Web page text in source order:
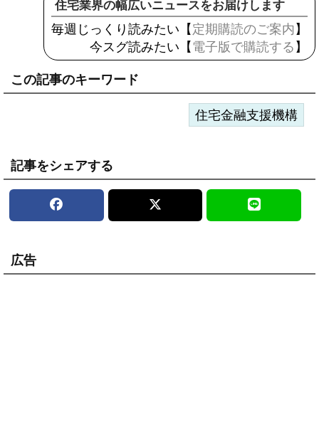
住宅業界の幅広いニュースをお届けします
毎週じっくり読みたい【 定期購読のご案内 】
今スグ読みたい【 電子版で購読する 】
この記事のキーワード
住宅金融支援機構
記事をシェアする
広告